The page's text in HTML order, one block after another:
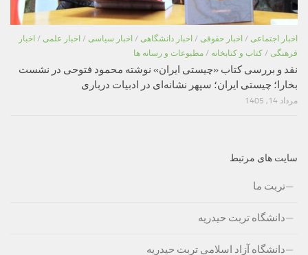
اخبار اجتماعی / اخبار حقوقی / اخبار دانشگاهی / اخبار سیاسی / اخبار علمی / اخبار
فرهنگی / کتاب و کتابخانه / مطبوعات و رسانه ها
نقد و بررسی کتاب «چیستی ایران» نوشته محمود فتوحی در نشست
بخارا؛ چیستی ایران؛ سپهر نشانه‌ای در ادبیات درباری
مرداد 14, 1405
سایت های مرتبط
تربت ما
دانشگاه تربت حیدریه
دانشگاه آزاد اسلامی تربت حیدریه